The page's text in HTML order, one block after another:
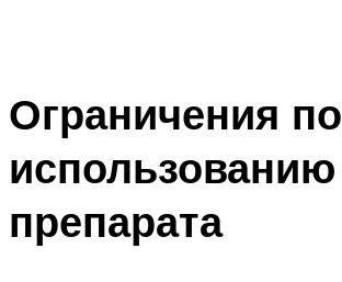
Ограничения по
использованию
препарата